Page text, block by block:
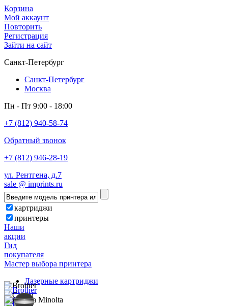
Корзина
Мой аккаунт
Повторить
Регистрация
Зайти на сайт
Санкт-Петербург
Санкт-Петербург
Москва
Пн - Пт 9:00 - 18:00
+7 (812) 940-58-74
Обратный звонок
+7 (812) 946-28-19
ул. Рентгена, д.7
sale @ imprints.ru
картриджи
принтеры
Наши
акции
Гид
покупателя
Мастер выбора принтера
Лазерные картриджи